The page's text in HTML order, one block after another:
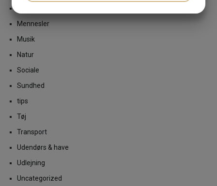
Mennesler
Musik
Natur
Sociale
Sundhed
tips
Tøj
Transport
Udendørs & have
Udlejning
Uncategorized